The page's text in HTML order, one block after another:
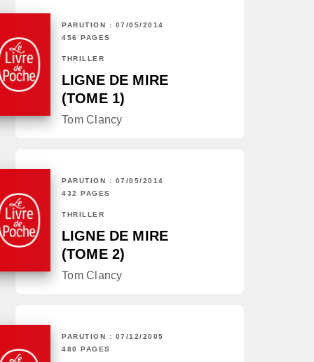
PARUTION : 07/05/2014
456 PAGES
THRILLER
LIGNE DE MIRE
(TOME 1)
Tom Clancy
PARUTION : 07/05/2014
432 PAGES
THRILLER
LIGNE DE MIRE
(TOME 2)
Tom Clancy
PARUTION : 07/12/2005
480 PAGES